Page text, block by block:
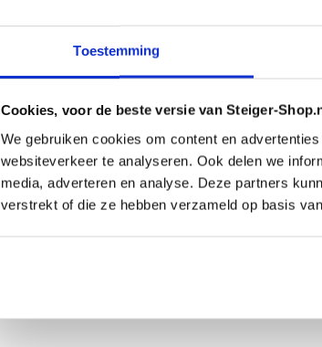
Toestemming
Cookies, voor de beste versie van Steiger-
We gebruiken cookies om content en
websiteverkeer te analyseren. Ook delen we
media, adverteren en analyse. Deze partners
verstrekt of die ze hebben verzameld op basis